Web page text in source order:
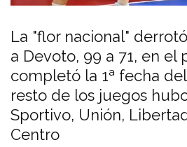
La "flor nacional"
a Devoto, 99 a 71, en el
completó la 1ª fecha
resto de los juegos
Sportivo, Unión,
Centro